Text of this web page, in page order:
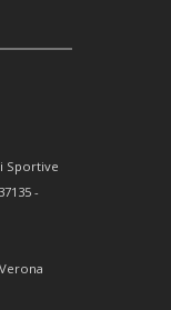
Sportive
-